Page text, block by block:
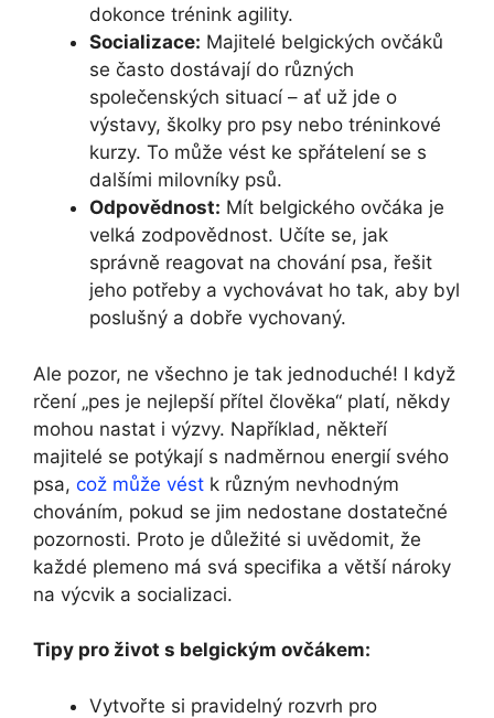
dokonce trénink agility.
Socializace: Majitelé belgických ovčáků
se často dostávají‌ do různých
společenských situací – ať⁤ už jde o
výstavy, školky pro psy ⁣nebo tréninkové
kurzy.⁤ To může vést ke spřátelení se s
dalšími milovníky psů.
Odpovědnost: Mít belgického​ ovčáka je
velká‌ zodpovědnost.⁢ Učíte se, jak
správně reagovat na chování psa, řešit
jeho potřeby ⁢a vychovávat ho tak, aby byl
poslušný a dobře vychovaný.
Ale pozor, ne všechno je tak jednoduché!‍ I když
rčení​ „pes⁢ je nejlepší přítel člověka“ platí,​ někdy
mohou nastat i výzvy. ‌Například, někteří
majitelé se potýkají ‌s⁣ nadměrnou​ energií svého
psa, což může vést ⁣k různým nevhodným
chováním, pokud se jim nedostane dostatečné
pozornosti. Proto je ‌důležité si uvědomit, že
každé‌ plemeno má svá specifika a větší nároky
na výcvik a socializaci.
Tipy pro život‍ s belgickým ovčákem:
Vytvořte si pravidelný rozvrh pro